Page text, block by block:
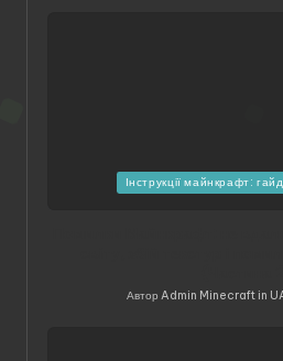
ОпублікованоІнструкції майнкрафт:
Опубліковано
АвторAdmin Minecraft in